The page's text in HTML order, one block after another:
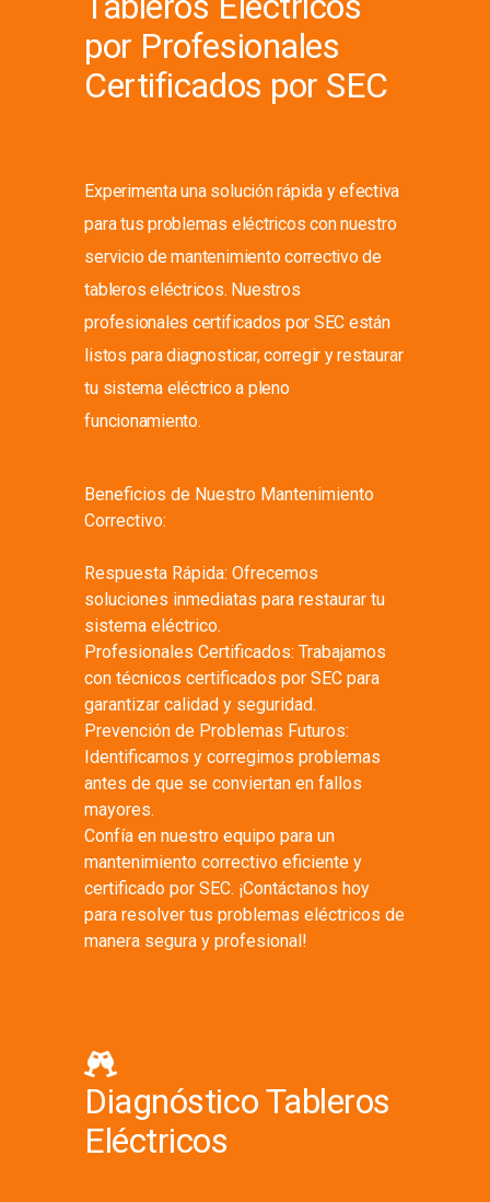
por Profesionales
Certificados por SEC
Experimenta una solución rápida y efectiva
para tus problemas eléctricos con nuestro
servicio de mantenimiento correctivo de
tableros eléctricos. Nuestros
profesionales certificados por SEC están
listos para diagnosticar, corregir y restaurar
tu sistema eléctrico a pleno
funcionamiento.
Beneficios de Nuestro Mantenimiento
Correctivo:
Respuesta Rápida: Ofrecemos
soluciones inmediatas para restaurar tu
sistema eléctrico.
Profesionales Certificados: Trabajamos
con técnicos certificados por SEC para
garantizar calidad y seguridad.
Prevención de Problemas Futuros:
Identificamos y corregimos problemas
antes de que se conviertan en fallos
mayores.
Confía en nuestro equipo para un
mantenimiento correctivo eficiente y
certificado por SEC. ¡Contáctanos hoy
para resolver tus problemas eléctricos de
manera segura y profesional!
Diagnóstico Tableros
Eléctricos